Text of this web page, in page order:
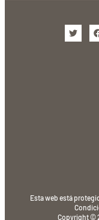
Esta web está
Copyright ©